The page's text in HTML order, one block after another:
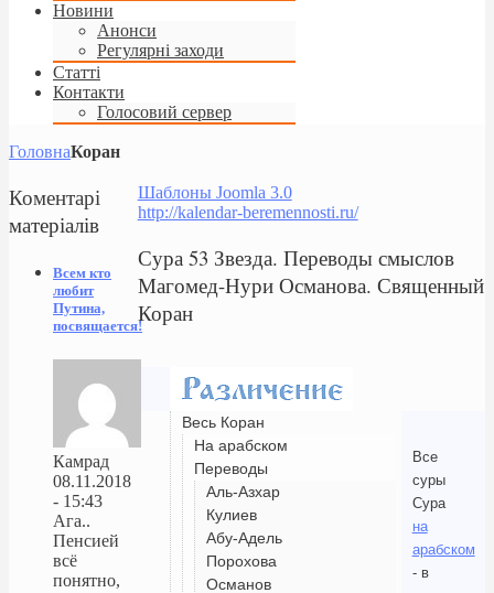
Новини
Анонси
Регулярні заходи
Статті
Контакти
Голосовий сервер
ГоловнаКоран
Шаблоны Joomla 3.0
http://kalendar-beremennosti.ru/
Сура 53 Звезда. Переводы смыслов
Магомед-Нури Османова. Священный
Коран
Весь Коран
На арабском
Переводы
Аль-Азхар
Кулиев
Абу-Адель
Порохова
Османов
Все
суры
Сура
на
арабском
- в
Коментарі
матеріалів
Всем кто
любит
Путина,
посвящается!
Камрад
08.11.2018
- 15:43
Ага..
Пенсией
всё
понятно,